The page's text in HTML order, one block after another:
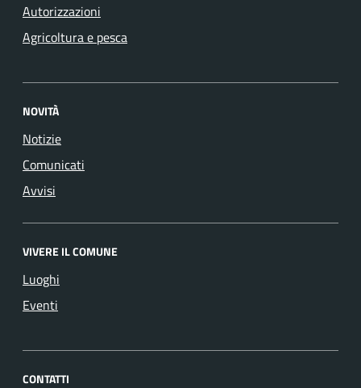
Autorizzazioni
Agricoltura e pesca
NOVITÀ
Notizie
Comunicati
Avvisi
VIVERE IL COMUNE
Luoghi
Eventi
CONTATTI